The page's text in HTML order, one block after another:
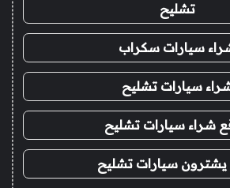
تشليح
سيارات سكراب
سيارات تشليح
شراء سيارات تشليح
يشترون سيارات تشليح